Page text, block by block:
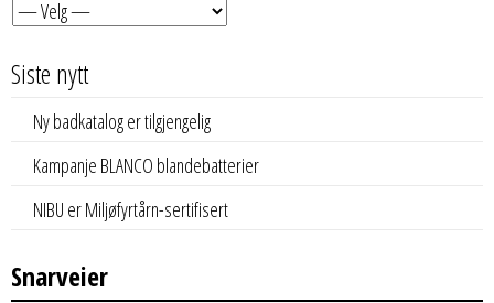
Siste nytt
Ny badkatalog er tilgjengelig
Kampanje BLANCO blandebatterier
NIBU er Miljøfyrtårn-sertifisert
Snarveier